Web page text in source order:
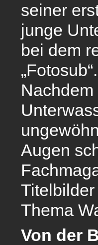
seiner
junge
bei dem
„Fotosub“.
Augen
Thema
Von der